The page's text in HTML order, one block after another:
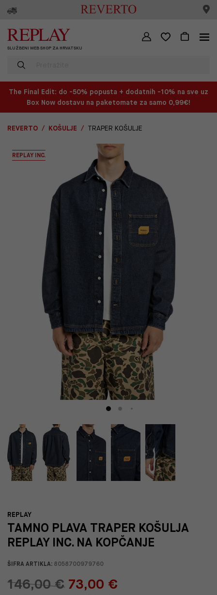
SLUŽBENI WEB SHOP ZA HRVATSKU
The Final Edit: do -50% popusta + dodatnih -10% na sve uz
Box Now dostavu na paketomate za samo 0,99€!
REVERTO KOŠULJE TRAPER KOŠULJE
REPLAY INC.
REPLAY
TAMNO PLAVA TRAPER KOŠULJA
REPLAY INC. NA KOPČANJE
ŠIFRA ARTIKLA: 8058700979760
146,00 € 73,00 €